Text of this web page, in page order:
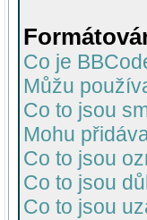
Co je
Můžu
Co to jsou
Mohu
Co to jsou
Co to jsou
Co to jsou